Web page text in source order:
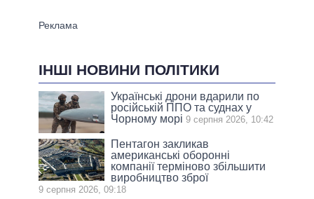
ІНШІ НОВИНИ ПОЛІТИКИ
Українські дрони вдарили по
російській ППО та суднах у
Чорному морі 9 серпня 2026, 10:42
Пентагон закликав
американські оборонні
компанії терміново збільшити
виробництво зброї
9 серпня 2026, 09:18